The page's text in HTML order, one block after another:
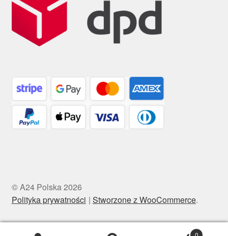
© A24 Polska 2026
Polityka prywatności
Stworzone z WooCommerce.